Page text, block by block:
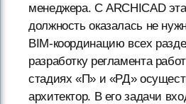
менеджера. С ARCHICAD эта
должность оказалась не
BIM-координацию всех
разработку регламента
стадиях «П» и «РД»
архитектор. В его задачи